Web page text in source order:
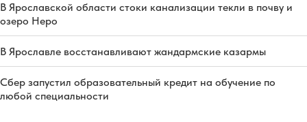
В Ярославской области стоки канализации текли в почву и
озеро Неро
В Ярославле восстанавливают жандармские казармы
Сбер запустил образовательный кредит на обучение по
любой специальности